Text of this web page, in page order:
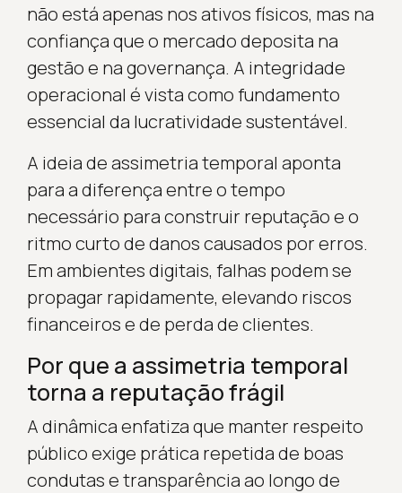
não está apenas nos ativos físicos, mas na
confiança que o mercado deposita na
gestão e na governança. A integridade
operacional é vista como fundamento
essencial da lucratividade sustentável.
A ideia de assimetria temporal aponta
para a diferença entre o tempo
necessário para construir reputação e o
ritmo curto de danos causados por erros.
Em ambientes digitais, falhas podem se
propagar rapidamente, elevando riscos
financeiros e de perda de clientes.
Por que a assimetria temporal
torna a reputação frágil
A dinâmica enfatiza que manter respeito
público exige prática repetida de boas
condutas e transparência ao longo de